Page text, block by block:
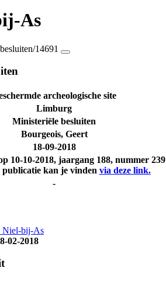
As
14691
archeologische site
Limburg
Ministeriële besluiten
Bourgeois, Geert
18-09-2018
10-10-2018, jaargang 188, nummer 239
publicatie kan je vinden via deze link.
-
Niel-bij-As
02-2018